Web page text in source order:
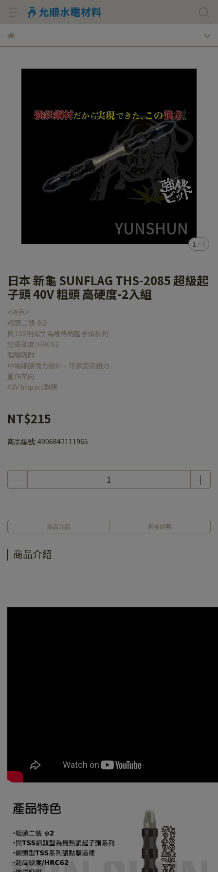
1 / 4
日本 新龜 SUNFLAG THS-2085 超級起
子頭 40V 粗頭 高硬度-2入組
<特色>
粗頭二號 ⊕2
與TSS細頭型為最熱銷起子頭系列
超高硬度/HRC62
強磁吸附
中端細腰洩力設計，可承受高扭力
重作業向
40V Impact對應
NT$215
商品編號: 4906842111965
商品介紹 規格說明
商品介紹